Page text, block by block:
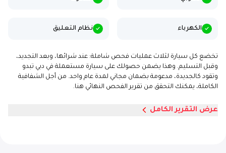
الكهرباء نظام التعليق
تخضع كل سيارة لثلاث عمليات فحص شاملة: عند شرائها، وبعد التجديد،
وقبل التسليم. وهذا يضمن حصولك على سيارة مستعملة في دبي تبدو
وتقود كالجديدة، مدعومة بضمان مجاني لمدة عام واحد. من أجل الشفافية
الكاملة، يمكنك التحقق من تقرير الفحص النهائي هنا.
عرض التقرير الكامل